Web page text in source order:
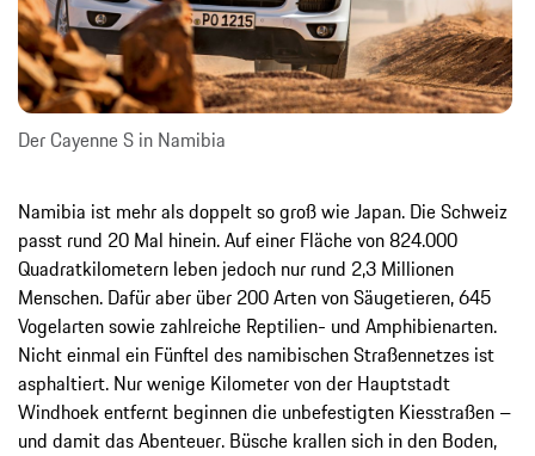
Der Cayenne S in Namibia
Namibia ist mehr als doppelt so groß wie Japan. Die Schweiz
passt rund 20 Mal hinein. Auf einer Fläche von 824.000
Quadratkilometern leben jedoch nur rund 2,3 Millionen
Menschen. Dafür aber über 200 Arten von Säugetieren, 645
Vogelarten sowie zahlreiche Reptilien- und Amphibienarten.
Nicht einmal ein Fünftel des namibischen Straßennetzes ist
asphaltiert. Nur wenige Kilometer von der Hauptstadt
Windhoek entfernt beginnen die unbefestigten Kiesstraßen –
und damit das Abenteuer. Büsche krallen sich in den Boden,